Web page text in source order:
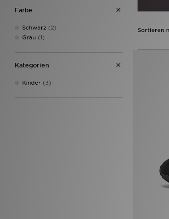
Farbe
Schwarz (2)
Grau (1)
Kategorien
Kinder (3)
Sortieren